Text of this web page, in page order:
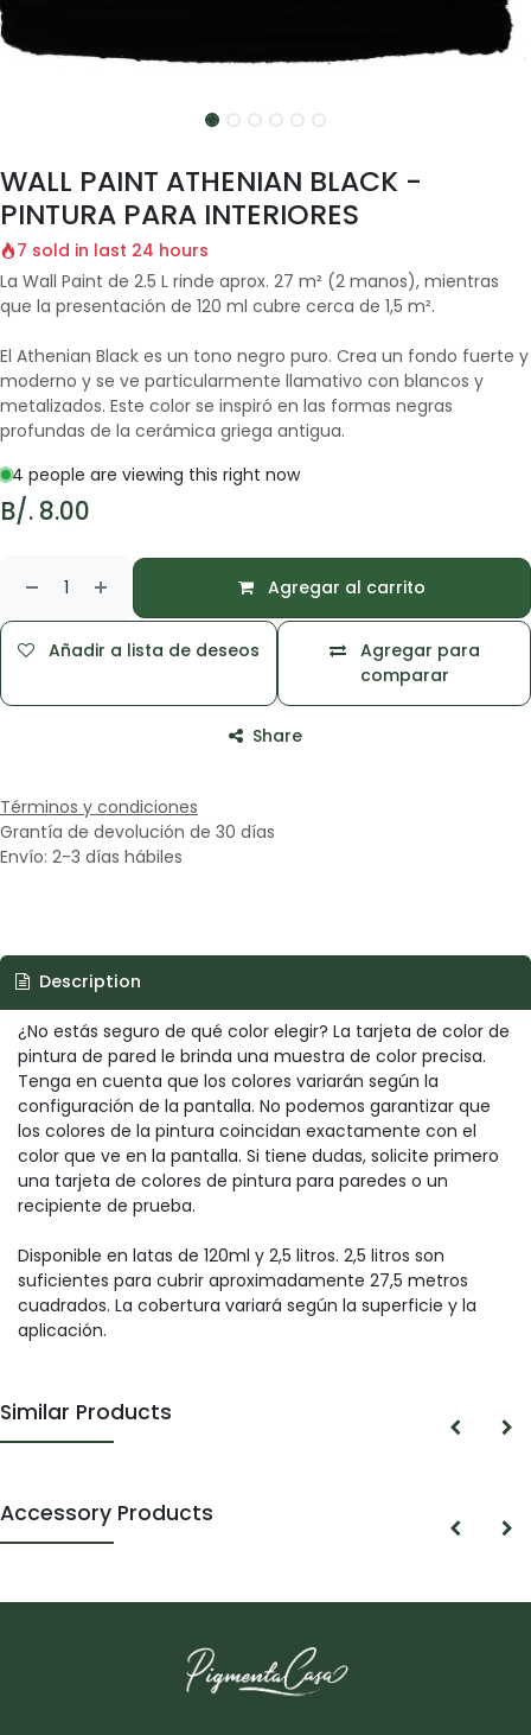
WALL PAINT ATHENIAN BLACK -
PINTURA PARA INTERIORES
7 sold in last 24 hours
La Wall Paint de 2.5 L rinde aprox. 27 m² (2 manos), mientras
que la presentación de 120 ml cubre cerca de 1,5 m².
El Athenian Black es un tono negro puro. Crea un fondo fuerte y
moderno y se ve particularmente llamativo con blancos y
metalizados. Este color se inspiró en las formas negras
profundas de la cerámica griega antigua.
4 people are viewing this right now
B/. 8.00
Agregar al carrito
Agregar para
comparar
Añadir a lista de deseos
Share
Términos y condiciones
Grantía de devolución de 30 días
Envío: 2-3 días hábiles
Description
¿No estás seguro de qué color elegir? La tarjeta de color de
pintura de pared le brinda una muestra de color precisa.
Tenga en cuenta que los colores variarán según la
configuración de la pantalla. No podemos garantizar que
los colores de la pintura coincidan exactamente con el
color que ve en la pantalla. Si tiene dudas, solicite primero
una tarjeta de colores de pintura para paredes o un
recipiente de prueba.
Disponible en latas de 120ml y 2,5 litros. 2,5 litros son
suficientes para cubrir aproximadamente 27,5 metros
cuadrados. La cobertura variará según la superficie y la
aplicación.
Similar Products
Accessory Products